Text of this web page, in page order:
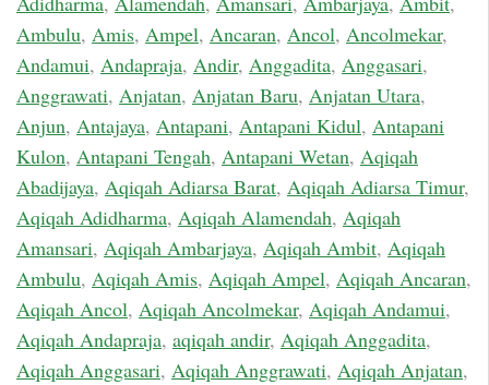
Ambulu, Amis, Ampel, Ancaran, Ancol, Ancolmekar,
Andamui, Andapraja, Andir, Anggadita, Anggasari,
Anggrawati, Anjatan, Anjatan Baru, Anjatan Utara,
Anjun, Antajaya, Antapani, Antapani Kidul, Antapani
Kulon, Antapani Tengah, Antapani Wetan, Aqiqah
Abadijaya, Aqiqah Adiarsa Barat, Aqiqah Adiarsa Timur,
Aqiqah Adidharma, Aqiqah Alamendah, Aqiqah
Amansari, Aqiqah Ambarjaya, Aqiqah Ambit, Aqiqah
Ambulu, Aqiqah Amis, Aqiqah Ampel, Aqiqah Ancaran,
Aqiqah Ancol, Aqiqah Ancolmekar, Aqiqah Andamui,
Aqiqah Andapraja, aqiqah andir, Aqiqah Anggadita,
Aqiqah Anggasari, Aqiqah Anggrawati, Aqiqah Anjatan,